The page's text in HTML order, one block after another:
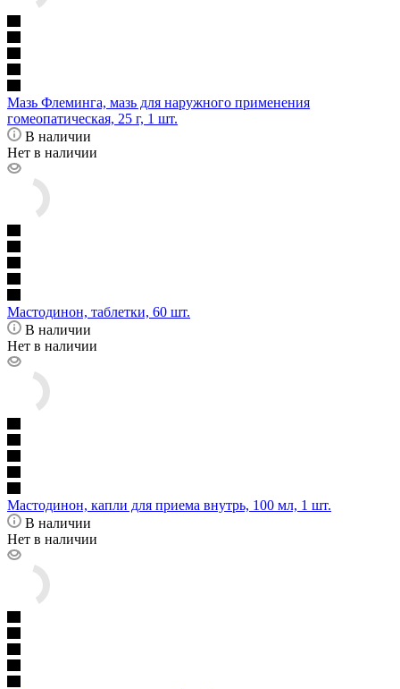
Мазь Флеминга, мазь для наружного применения
гомеопатическая, 25 г, 1 шт.
В наличии
Нет в наличии
Мастодинон, таблетки, 60 шт.
В наличии
Нет в наличии
Мастодинон, капли для приема внутрь, 100 мл, 1 шт.
В наличии
Нет в наличии